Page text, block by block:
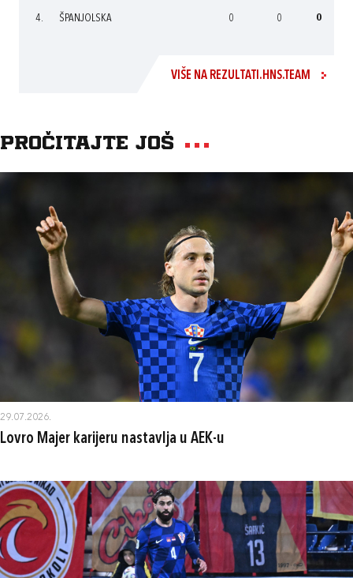
4. ŠPANJOLSKA 0 0 0
VIŠE NA REZULTATI.HNS.TEAM
Pročitajte još
29.07.2026.
Lovro Majer karijeru nastavlja u AEK-u